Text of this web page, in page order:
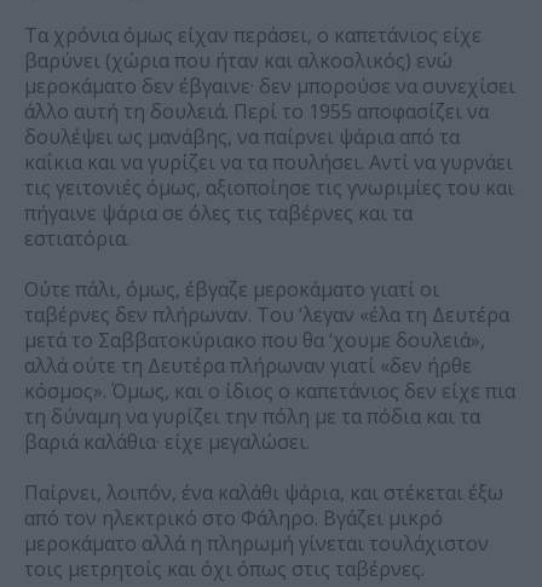
Τα χρόνια όμως είχαν περάσει, ο καπετάνιος είχε
βαρύνει (χώρια που ήταν και αλκοολικός) ενώ
μεροκάματο δεν έβγαινε· δεν μπορούσε να συνεχίσει
άλλο αυτή τη δουλειά. Περί το 1955 αποφασίζει να
δουλέψει ως μανάβης, να παίρνει ψάρια από τα
καΐκια και να γυρίζει να τα πουλήσει. Αντί να γυρνάει
τις γειτονιές όμως, αξιοποίησε τις γνωριμίες του και
πήγαινε ψάρια σε όλες τις ταβέρνες και τα
εστιατόρια.
Ούτε πάλι, όμως, έβγαζε μεροκάματο γιατί οι
ταβέρνες δεν πλήρωναν. Του ‘λεγαν «έλα τη Δευτέρα
μετά το Σαββατοκύριακο που θα ‘χουμε δουλειά»,
αλλά ούτε τη Δευτέρα πλήρωναν γιατί «δεν ήρθε
κόσμος». Όμως, και ο ίδιος ο καπετάνιος δεν είχε πια
τη δύναμη να γυρίζει την πόλη με τα πόδια και τα
βαριά καλάθια· είχε μεγαλώσει.
Παίρνει, λοιπόν, ένα καλάθι ψάρια, και στέκεται έξω
από τον ηλεκτρικό στο Φάληρο. Βγάζει μικρό
μεροκάματο αλλά η πληρωμή γίνεται τουλάχιστον
τοις μετρητοίς και όχι όπως στις ταβέρνες.